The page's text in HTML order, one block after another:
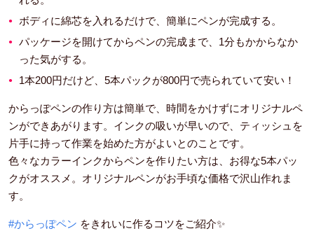
ボディに綿芯を入れるだけで、簡単にペンが完成する。
パッケージを開けてからペンの完成まで、1分もかからなか
った気がする。
1本200円だけど、5本パックが800円で売られていて安い！
からっぽペンの作り方は簡単で、時間をかけずにオリジナルペ
ンができあがります。インクの吸いが早いので、ティッシュを
片手に持って作業を始めた方がよいとのことです。
色々なカラーインクからペンを作りたい方は、お得な5本パッ
クがオススメ。オリジナルペンがお手頃な価格で沢山作れま
す。
#からっぽペン をきれいに作るコツをご紹介✨